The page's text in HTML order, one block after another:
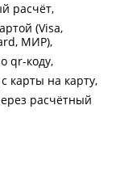
расчёт
(Visa,
МИР)
qr-коду
карты на карту
расчётный